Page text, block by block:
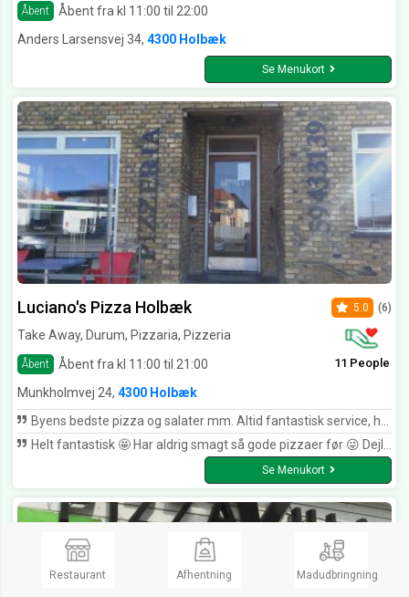
Åbent Åbent fra kl 11:00 til 22:00
Anders Larsensvej 34, 4300 Holbæk
Se Menukort
Luciano's Pizza Holbæk
Take Away, Durum, Pizzaria, Pizzeria
Åbent Åbent fra kl 11:00 til 21:00
5.0 (6)
11 People
Munkholmvej 24, 4300 Holbæk
Byens bedste pizza og salater mm. Altid fantastisk service, hurtig levering. Selvfølgelig kan de have travlt og jeg har set hvor travlt de kan have...puha Så jeg venter gerne
Helt fantastisk 🤩 Har aldrig smagt så gode pizzaer før 😜 Dejlig sprød bund. Og service er bestemt også helt top. Skønt at komme et sted hvor der er så rent 😊 Kan kun anbefales 👌
Se Menukort
Restaurant Afhentning Madudbringning